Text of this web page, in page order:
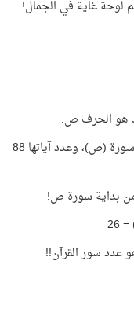
لوحة غاية في الجمال!
السورة التي ترتيبها رقم 38 في المصحف هي سورة (ص)، وعدد آياتها 88